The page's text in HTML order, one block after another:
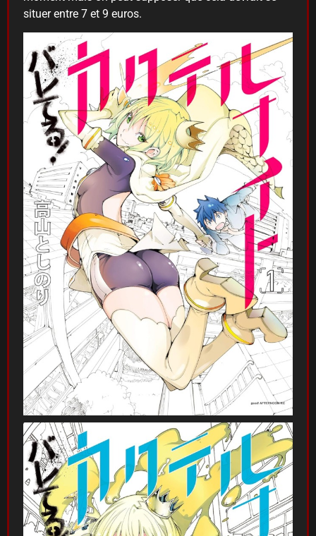
situer entre 7 et 9 euros.